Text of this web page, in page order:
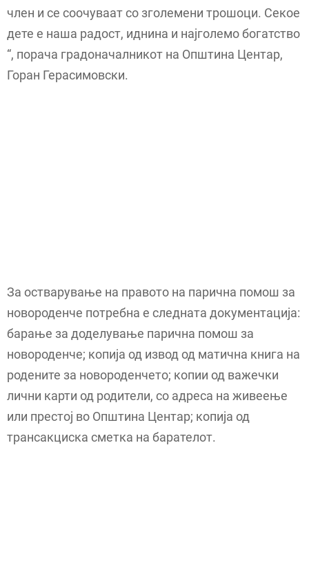
член и се соочуваат со зголемени трошоци. Секое
дете е наша радост, иднина и најголемо богатство
“, порача градоначалникот на Општина Центар,
Горан Герасимовски.
За остварување на правото на парична помош за
новороденче потребна е следната документација:
барање за доделување парична помош за
новороденче; копија од извод од матична книга на
родените за новороденчето; копии од важечки
лични карти од родители, со адреса на живеење
или престој во Општина Центар; копија од
трансакциска сметка на барателот.